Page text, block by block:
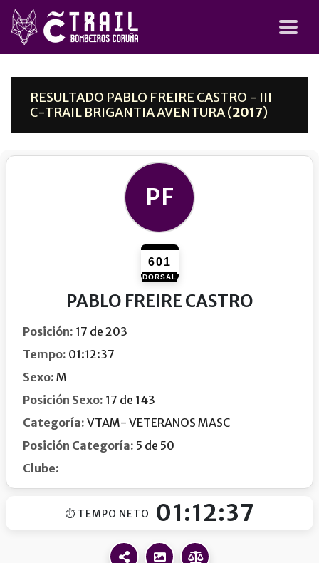
RESULTADO PABLO FREIRE CASTRO - III
C-TRAIL BRIGANTIA AVENTURA (2017)
PF
601
DORSAL
PABLO FREIRE CASTRO
Posición: 17 de 203
Tempo: 01:12:37
Sexo: M
Posición Sexo: 17 de 143
Categoría: VTAM- VETERANOS MASC
Posición Categoría: 5 de 50
Clube:
⏱ TEMPO NETO 01:12:37